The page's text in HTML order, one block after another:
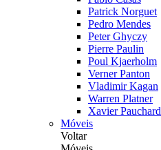
Patrick Norguet
Pedro Mendes
Peter Ghyczy
Pierre Paulin
Poul Kjaerholm
Verner Panton
Vladimir Kagan
Warren Platner
Xavier Pauchard
Móveis
Voltar